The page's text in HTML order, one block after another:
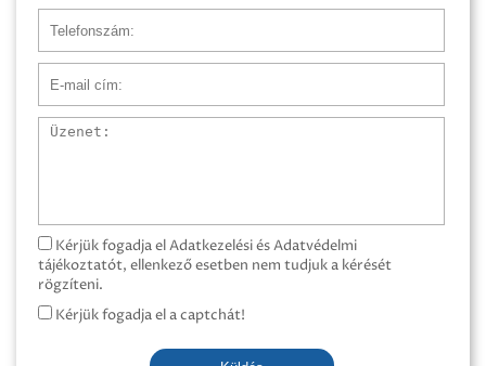
Üzenet
Kérjük fogadja el Adatkezelési és Adatvédelmi
tájékoztatót, ellenkező esetben nem tudjuk a kérését
rögzíteni.
Kérjük fogadja el a captchát!